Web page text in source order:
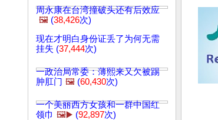
周永康在台湾撞破头还有后效应
🖼️ (38,426次)
现在才明白身份证丢了为何无需
挂失 (37,444次)
一政治局常委：薄熙来又欠被踢
肿肛门 🖼️ (60,430次)
一个美丽西方女孩和一群中国红
领巾 🖼️▶️ (92,897次)